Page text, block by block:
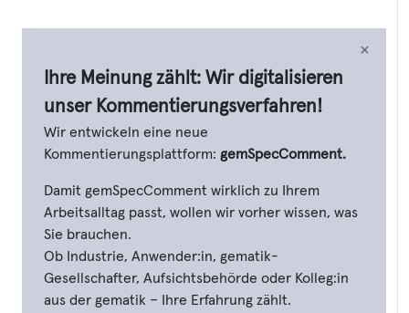
×
Ihre Meinung zählt: Wir digitalisieren
unser Kommentierungsverfahren!
Wir entwickeln eine neue
Kommentierungsplattform: gemSpecComment.
Damit gemSpecComment wirklich zu Ihrem
Arbeitsalltag passt, wollen wir vorher wissen, was
Sie brauchen.
Ob Industrie, Anwender:in, gematik-
Gesellschafter, Aufsichtsbehörde oder Kolleg:in
aus der gematik – Ihre Erfahrung zählt.